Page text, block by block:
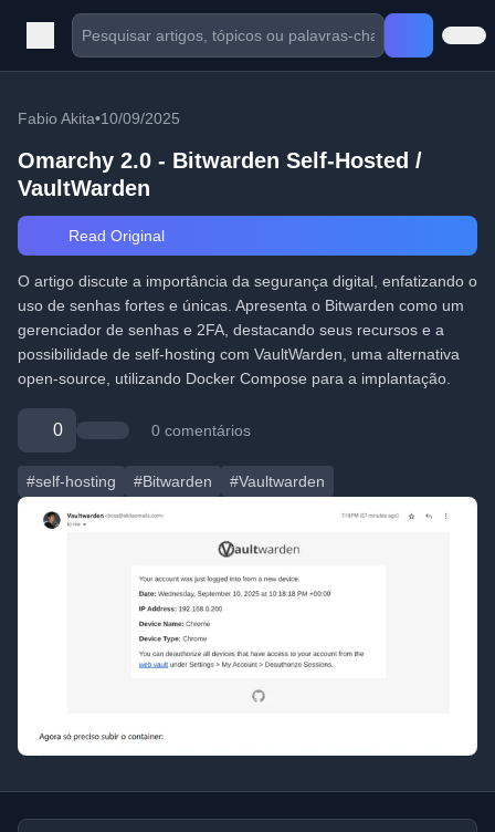
Fabio Akita•10/09/2025
Omarchy 2.0 - Bitwarden Self-Hosted /
VaultWarden
Read Original
O artigo discute a importância da segurança digital, enfatizando o
uso de senhas fortes e únicas. Apresenta o Bitwarden como um
gerenciador de senhas e 2FA, destacando seus recursos e a
possibilidade de self-hosting com VaultWarden, uma alternativa
open-source, utilizando Docker Compose para a implantação.
0 0 comentários
#self-hosting #Bitwarden #Vaultwarden